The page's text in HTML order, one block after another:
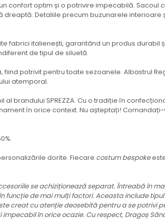
optim și o potrivire impecabilă. Sacoul
Detaliile precum buzunarele interioare
fabrici italienești, garantând un produs durabil
de tipul de siluetă.
potrivit pentru toate sezoanele. Albastrul
atemporal.
brandului SPREZZA. Cu o tradiție în
în orice context. Nu așteptați!
dorite. Fiecare costum bespoke
se achiziționează separat. Întreabă în
funcție de mai mulți factori. Aceasta include
creat cu atenție deosebită pentru a se potrivi
în orice ocazie. Cu respect, Dragoș